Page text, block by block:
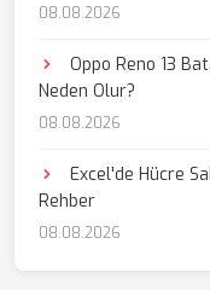
08.08.2026
Oppo Reno 13
Neden Olur?
08.08.2026
Excel'de Hücre
Rehber
08.08.2026